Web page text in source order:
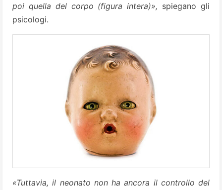
poi quella del corpo (figura intera)», spiegano gli
psicologi.
«Tuttavia, il neonato non ha ancora il controllo del